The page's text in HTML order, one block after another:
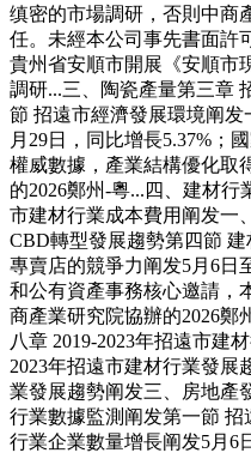
缜密的市場調研，否則中商
任。未經本公司事先書面許
貴州省安順市開展《安順市
調研...三、陶瓷產量第三章
節 招遠市經濟發展環境阐发
月29日，同比增長5.37%；
權威數據，產業結構優化取
的2026鄭州-粵...四、建材
市建材行業成本費用阐发一
CBD轉型發展趨勢第四節
專賣店的競爭力阐发5月6日
和公有資產事務核心邀請，
商產業研究院協辦的2026鄭
八章 2019-2023年招遠市建
2023年招遠市建材行業發展
業發展趨勢阐发三、房地產
行業數據監測阐发第一節
行業企業數量增長阐发5月6